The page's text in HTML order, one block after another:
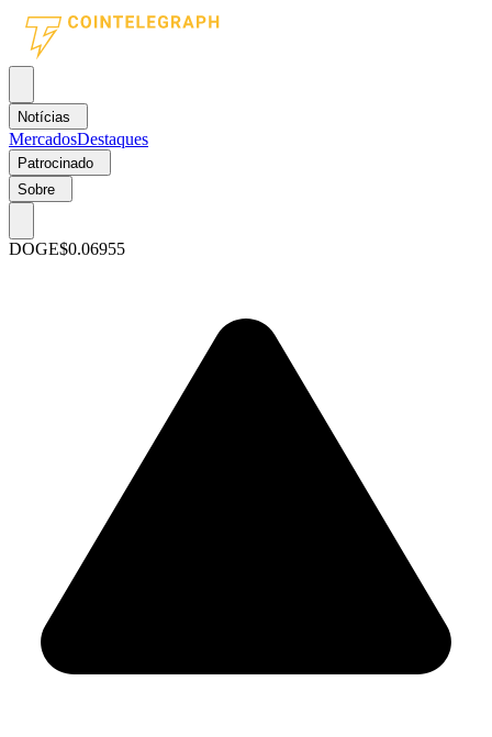
Notícias
MercadosDestaques
Patrocinado
Sobre
DOGE$0.06955